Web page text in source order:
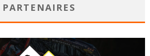
PARTENAIRES